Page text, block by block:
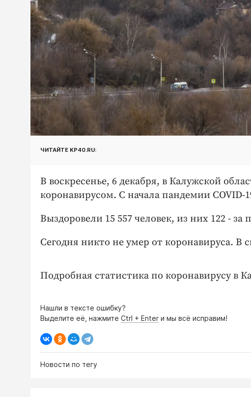
ЧИТАЙТЕ KP40.RU:
В воскресенье, 6 декабря, в Калужской
коронавирусом. С начала пандемии COVID-
Выздоровели 15 557 человек, из них 122 - за
Сегодня никто не умер от коронавируса. В
Подробная статистика по коронавирусу в
Нашли в тексте ошибку?
Выделите её, нажмите Ctrl + Enter и мы всё исправим!
Новости по тегу